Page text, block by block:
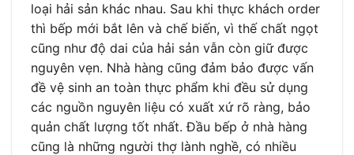
loại hải sản khác nhau. Sau khi thực khách order
thì bếp mới bắt lên và chế biến, vì thế chất ngọt
cũng như độ dai của hải sản vẫn còn giữ được
nguyên vẹn. Nhà hàng cũng đảm bảo được vấn
đề vệ sinh an toàn thực phẩm khi đều sử dụng
các nguồn nguyên liệu có xuất xứ rõ ràng, bảo
quản chất lượng tốt nhất. Đầu bếp ở nhà hàng
cũng là những người thợ lành nghề, có nhiều